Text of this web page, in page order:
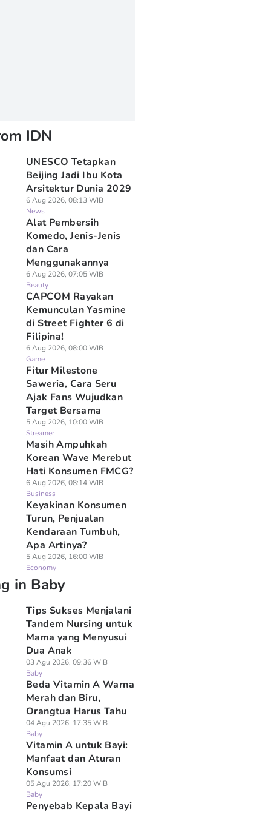
IDN
UNESCO Tetapkan
Beijing Jadi Ibu Kota
Arsitektur Dunia 2029
6 Aug 2026, 08:13 WIB
News
Alat Pembersih
Komedo, Jenis-Jenis
dan Cara
Menggunakannya
6 Aug 2026, 07:05 WIB
Beauty
CAPCOM Rayakan
Kemunculan Yasmine
di Street Fighter 6 di
Filipina!
6 Aug 2026, 08:00 WIB
Game
Fitur Milestone
Saweria, Cara Seru
Ajak Fans Wujudkan
Target Bersama
5 Aug 2026, 10:00 WIB
Streamer
Masih Ampuhkah
Korean Wave Merebut
Hati Konsumen FMCG?
6 Aug 2026, 08:14 WIB
Business
Keyakinan Konsumen
Turun, Penjualan
Kendaraan Tumbuh,
Apa Artinya?
5 Aug 2026, 16:00 WIB
Economy
in Baby
Tips Sukses Menjalani
Tandem Nursing untuk
Mama yang Menyusui
Dua Anak
03 Agu 2026, 09:36 WIB
Baby
Beda Vitamin A Warna
Merah dan Biru,
Orangtua Harus Tahu
04 Agu 2026, 17:35 WIB
Baby
Vitamin A untuk Bayi:
Manfaat dan Aturan
Konsumsi
05 Agu 2026, 17:20 WIB
Baby
Penyebab Kepala Bayi